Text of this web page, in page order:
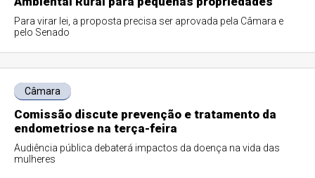
Para virar lei, a proposta precisa ser aprovada pela Câmara e
pelo Senado
Câmara
Comissão discute prevenção e tratamento da
endometriose na terça-feira
Audiência pública debaterá impactos da doença na vida das
mulheres